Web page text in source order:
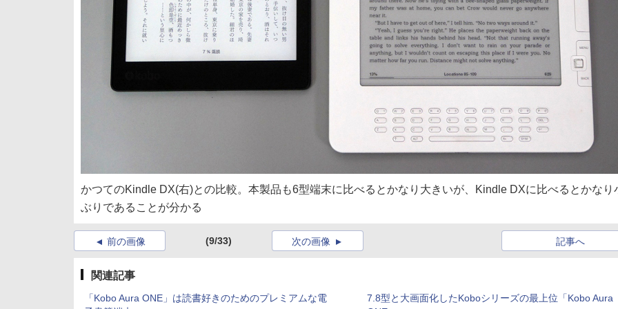
かつてのKindle DX(右)との比較。本製品も6型端末に比べるとかなり大きいが、Kindle DXに比べるとかなり
ぶりであることが分かる
前の画像 (9/33) 記事へ
次の画像
関連記事
「Kobo Aura ONE」は読書好きのためのプレミアムな電
7.8型と大画面化したKoboシリーズの最上位「Kobo Aura